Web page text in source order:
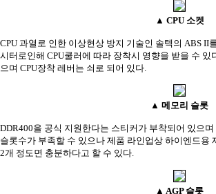
▲ CPU 소켓
CPU 과열로 인한 이상현상 방지 기술인 솔텍의 ABS II
시터로인해 CPU쿨러에 따라 장착시 영향을 받을 수
으며 CPU장착 레버는 쇠로 되어 있다.
▲ 메모리 슬롯
DDR400을 공식 지원한다는 스티커가 부착되어 있으
슬롯수가 부족할 수 있으나 제품 라인업상 하이엔드용
2개 정도면 충분하다고 할 수 있다.
▲ AGP 슬롯